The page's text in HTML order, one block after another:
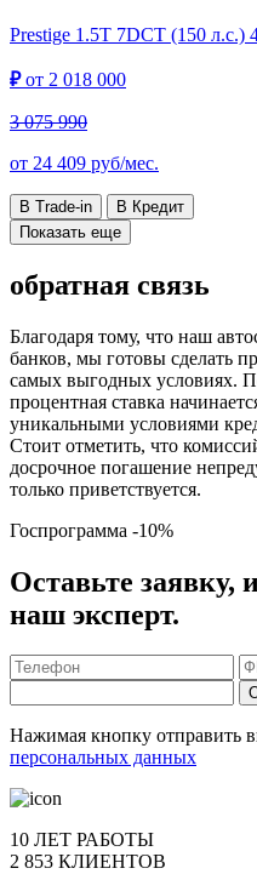
Prestige 1.5T 7DCT (150 л.с.)
₽от 2 018 000
3 075 990
от 24 409 руб/мес.
В Trade-in
В Кредит
Показать еще
обратная связь
Благодаря тому, что наш
банков, мы готовы сделать
самых выгодных условиях.
процентная ставка
уникальными условиями
Стоит отметить, что
досрочное погашение
только приветствуется.
Госпрограмма -10%
Оставьте заявку,
наш эксперт.
Нажимая кнопку отправить
персональных данных
10 ЛЕТ РАБОТЫ
2 853 КЛИЕНТОВ